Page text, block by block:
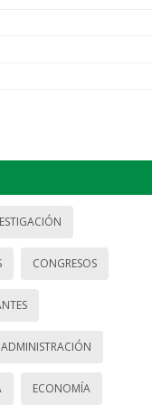
CONGRESOS
ADMINISTRACIÓN
ECONOMÍA